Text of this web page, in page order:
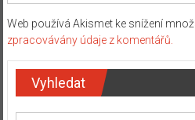
Web používá Akismet ke snížení
zpracovávány údaje z komentářů.
Vyhledat